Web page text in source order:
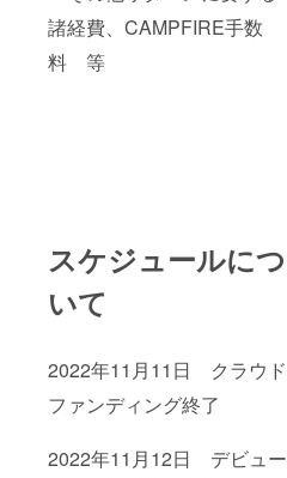
諸経費、CAMPFIRE手数
料 等
スケジュールにつ
いて
2022年11月11日 クラウド
ファンディング終了
2022年11月12日 デビュー